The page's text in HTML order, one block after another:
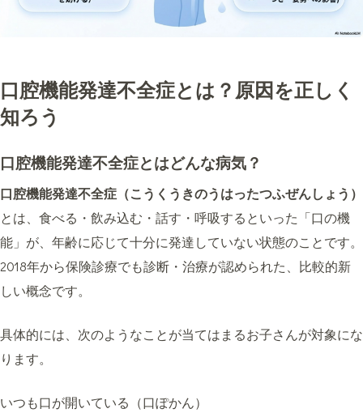
口腔機能発達不全症とは？原因を正しく
知ろう
口腔機能発達不全症とはどんな病気？
口腔機能発達不全症（こうくうきのうはったつふぜんしょう）
とは、食べる・飲み込む・話す・呼吸するといった「口の機
能」が、年齢に応じて十分に発達していない状態のことです。
2018年から保険診療でも診断・治療が認められた、比較的新
しい概念です。
具体的には、次のようなことが当てはまるお子さんが対象にな
ります。
いつも口が開いている（口ぽかん）